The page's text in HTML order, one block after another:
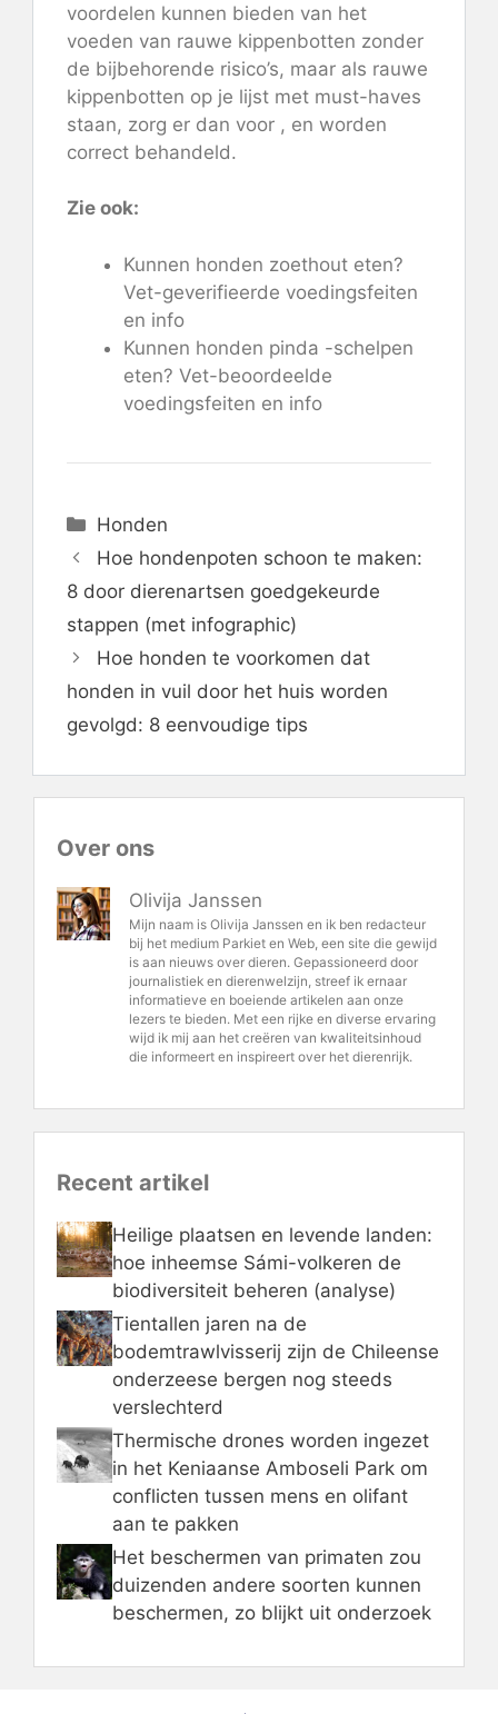
voordelen kunnen bieden van het
voeden van rauwe kippenbotten zonder
de bijbehorende risico’s, maar als rauwe
kippenbotten op je lijst met must-haves
staan, zorg er dan voor , en worden
correct behandeld.
Zie ook:
Kunnen honden zoethout eten?
Vet-geverifieerde voedingsfeiten
en info
Kunnen honden pinda -schelpen
eten? Vet-beoordeelde
voedingsfeiten en info
Categorieën
Honden
Hoe hondenpoten schoon te maken:
8 door dierenartsen goedgekeurde
stappen (met infographic)
Hoe honden te voorkomen dat
honden in vuil door het huis worden
gevolgd: 8 eenvoudige tips
Over ons
Olivija Janssen
Mijn naam is Olivija Janssen en ik ben redacteur
bij het medium Parkiet en Web, een site die gewijd
is aan nieuws over dieren. Gepassioneerd door
journalistiek en dierenwelzijn, streef ik ernaar
informatieve en boeiende artikelen aan onze
lezers te bieden. Met een rijke en diverse ervaring
wijd ik mij aan het creëren van kwaliteitsinhoud
die informeert en inspireert over het dierenrijk.
Recent artikel
Heilige plaatsen en levende landen:
hoe inheemse Sámi-volkeren de
biodiversiteit beheren (analyse)
Tientallen jaren na de
bodemtrawlvisserij zijn de Chileense
onderzeese bergen nog steeds
verslechterd
Thermische drones worden ingezet
in het Keniaanse Amboseli Park om
conflicten tussen mens en olifant
aan te pakken
Het beschermen van primaten zou
duizenden andere soorten kunnen
beschermen, zo blijkt uit onderzoek